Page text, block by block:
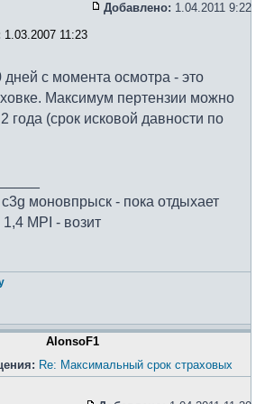
Добавлено: 1.04.2011 9:22
1.03.2007 11:23
дней с момента осмотра - это
Максимум пертензии можно
года (срок исковой давности по
моновпрыск - пока отдыхает
MPI - возит
AlonsoF1
Re: Максимальный срок страховых